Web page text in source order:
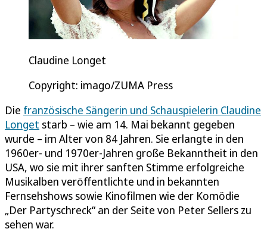
Claudine Longet
Copyright: imago/ZUMA Press
Die französische Sängerin und Schauspielerin Claudine
Longet starb – wie am 14. Mai bekannt gegeben
wurde – im Alter von 84 Jahren. Sie erlangte in den
1960er- und 1970er-Jahren große Bekanntheit in den
USA, wo sie mit ihrer sanften Stimme erfolgreiche
Musikalben veröffentlichte und in bekannten
Fernsehshows sowie Kinofilmen wie der Komödie
„Der Partyschreck“ an der Seite von Peter Sellers zu
sehen war.